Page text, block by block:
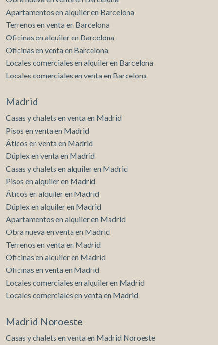
Apartamentos en alquiler en Barcelona
Terrenos en venta en Barcelona
Oficinas en alquiler en Barcelona
Oficinas en venta en Barcelona
Locales comerciales en alquiler en Barcelona
Locales comerciales en venta en Barcelona
Madrid
Casas y chalets en venta en Madrid
Pisos en venta en Madrid
Áticos en venta en Madrid
Dúplex en venta en Madrid
Casas y chalets en alquiler en Madrid
Pisos en alquiler en Madrid
Áticos en alquiler en Madrid
Dúplex en alquiler en Madrid
Apartamentos en alquiler en Madrid
Obra nueva en venta en Madrid
Terrenos en venta en Madrid
Oficinas en alquiler en Madrid
Oficinas en venta en Madrid
Locales comerciales en alquiler en Madrid
Locales comerciales en venta en Madrid
Madrid Noroeste
Casas y chalets en venta en Madrid Noroeste